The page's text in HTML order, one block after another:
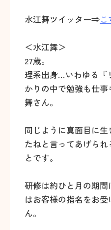
水江舞ツイッター⇒こ
＜水江舞＞
27歳。
理系出身…いわゆる『
かりの中で勉強も仕
舞さん。
同じように真面目に
たねと言ってあげら
とです。
研修は約ひと月の期
はお客様の指名をお
ん。